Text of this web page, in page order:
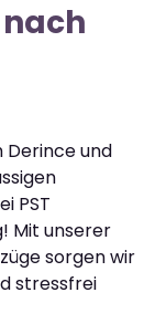
Derince und
PST
Mit unserer
sorgen wir
stressfrei